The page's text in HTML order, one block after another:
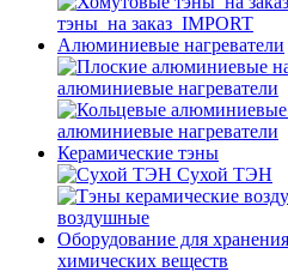
тэны_на заказ_IMPORT
Алюминиевые нагреватели
алюминиевые нагреватели
алюминиевые нагреватели
Керамические тэны
Сухой ТЭН
воздушные
Оборудование для
химических веществ